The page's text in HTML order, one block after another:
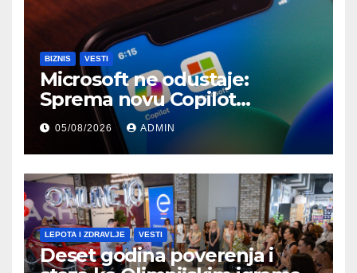
BIZNIS VESTI
Microsoft ne odustaje:
Sprema novu Copilot
ofanzivu i AI super-aplikaciju
05/08/2026 ADMIN
LEPOTA I ZDRAVLJE VESTI
Deset godina poverenja i